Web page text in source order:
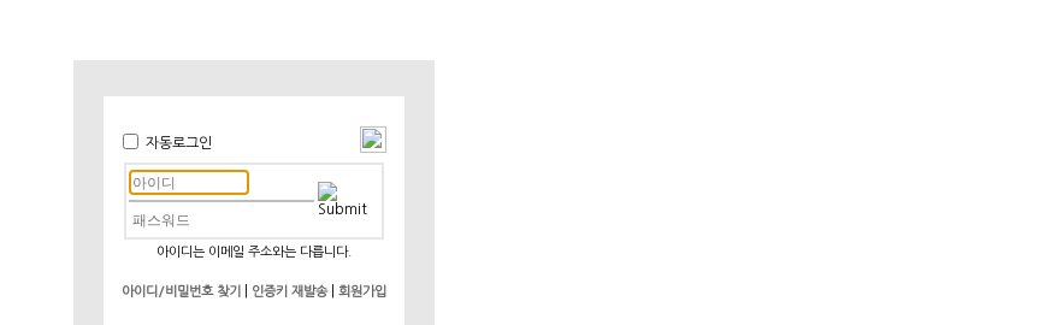
자동로그인
아이디는 이메일 주소와는 다릅니다.
아이디/비밀번호 찾기 인증키 재발송| 회원가입